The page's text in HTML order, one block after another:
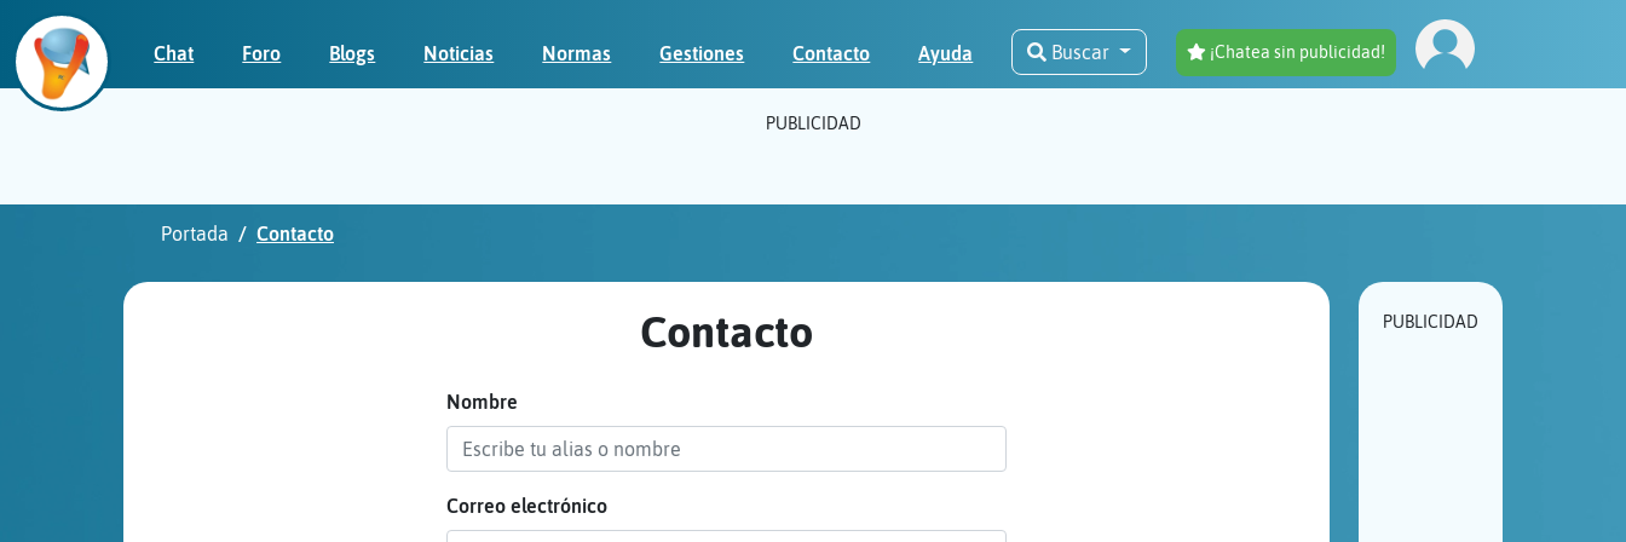
Chat Foro Blogs Noticias Normas Gestiones Contacto Ayuda Buscar ¡Chatea sin publicidad!
PUBLICIDAD
Portada Contacto
Contacto
Nombre
Correo electrónico
PUBLICIDAD
Iniciar